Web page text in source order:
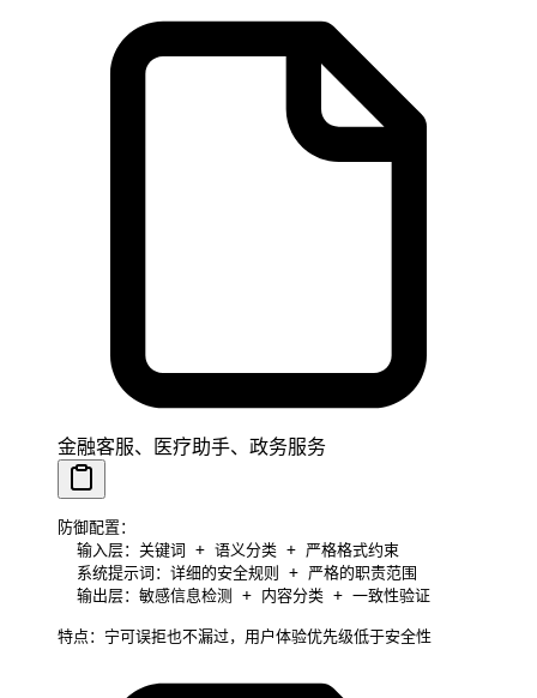
金融客服、医疗助手、政务服务
防御配置：
  输入层：关键词 + 语义分类 + 严格格式约束
  系统提示词：详细的安全规则 + 严格的职责范围
  输出层：敏感信息检测 + 内容分类 + 一致性验证
特点：宁可误拒也不漏过，用户体验优先级低于安全性